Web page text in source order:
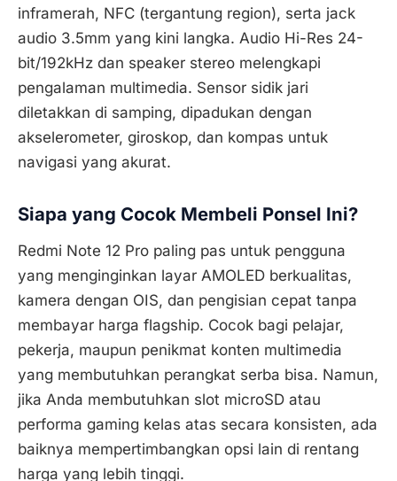
inframerah, NFC (tergantung region), serta jack
audio 3.5mm yang kini langka. Audio Hi-Res 24-
bit/192kHz dan speaker stereo melengkapi
pengalaman multimedia. Sensor sidik jari
diletakkan di samping, dipadukan dengan
akselerometer, giroskop, dan kompas untuk
navigasi yang akurat.
Siapa yang Cocok Membeli Ponsel Ini?
Redmi Note 12 Pro paling pas untuk pengguna
yang menginginkan layar AMOLED berkualitas,
kamera dengan OIS, dan pengisian cepat tanpa
membayar harga flagship. Cocok bagi pelajar,
pekerja, maupun penikmat konten multimedia
yang membutuhkan perangkat serba bisa. Namun,
jika Anda membutuhkan slot microSD atau
performa gaming kelas atas secara konsisten, ada
baiknya mempertimbangkan opsi lain di rentang
harga yang lebih tinggi.